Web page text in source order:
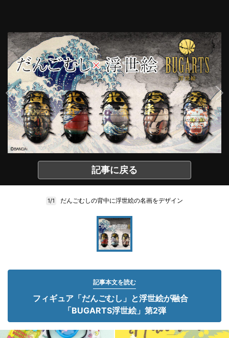
記事に戻る
1/1 だんごむしの背中に浮世絵の名画をデザイン
記事本文を読む
フィギュア「だんごむし」と浮世絵が融合
「BUGARTS浮世絵」第2弾